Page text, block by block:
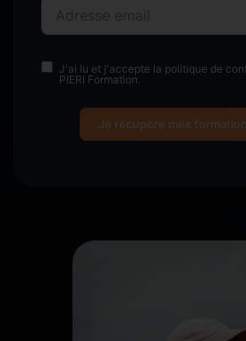
J'ai lu et j'accepte la politique de
PIERI Formation.
Je récupère mes